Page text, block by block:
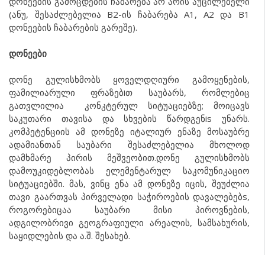
(ანუ, შესაძლებელია B2-ის ჩაბარება A1, A2 და B1
დონეების ჩაბარების გარეშე).
დონეები
დონე გულისხმობს ყოველდღიური გამოყენების,
ფამილიარული ფრაზებiთ საუბარს, რომლებიც
გათვლილია კონკტერულ სიტუაციებზე; მოიცავს
საკუთარი თავისა და სხვების წარდგენis უნარს.
კომპეტენციის ამ დონეზე იტალიურ ენაზე მოსაუბრე
ადამიანთან საუბარი შესაძლებელია მხოლოდ
დამხმარე პირის მეშვეობით.დონე გულისხმობს
დამოუკიდებლობას ელემენტარულ საკომუნიკაციო
სიტუაციებში. მას, ვინც ენა ამ დონეზე იცის, შეუძლია
თავი გაართვას პირველადი საჭიროების დავალებებs,
როგორებიცაა საუბარი მისი პიროვნების,
ადგილობრივი გეოგრაფიული არეალის, სამსახურის,
საყიდლების და ა.შ. შესახებ.